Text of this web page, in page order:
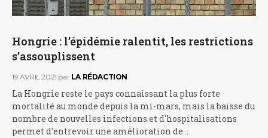
Hongrie : l’épidémie ralentit, les restrictions
s’assouplissent
19 AVRIL 2021 par LA RÉDACTION
La Hongrie reste le pays connaissant la plus forte
mortalité au monde depuis la mi-mars, mais la baisse du
nombre de nouvelles infections et d'hospitalisations
permet d'entrevoir une amélioration de…